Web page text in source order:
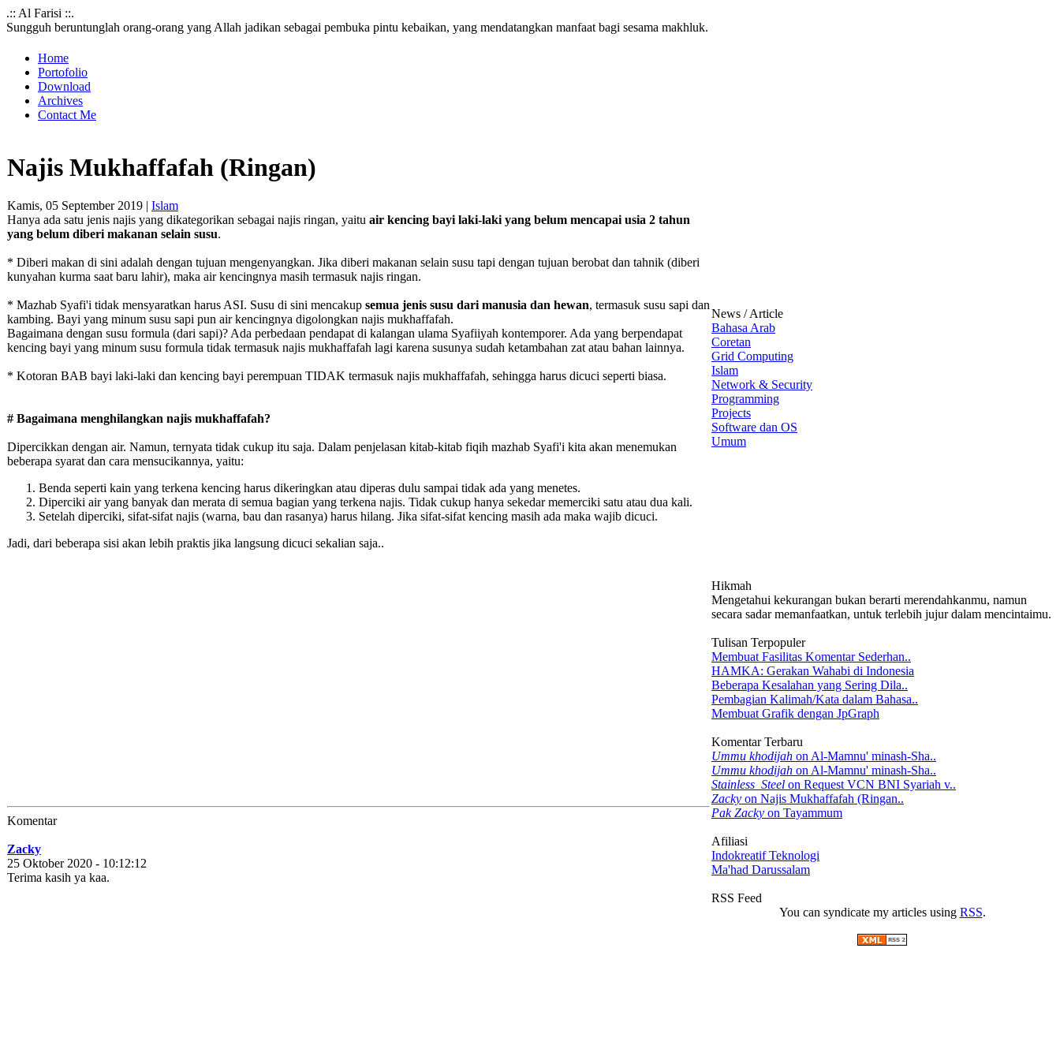
.:: Al Farisi ::.
Sungguh beruntunglah orang-orang yang Allah jadikan sebagai pembuka pintu kebaikan, yang mendatangkan manfaat bagi sesama makhluk.
Home
Portofolio
Download
Archives
Contact Me
Najis Mukhaffafah (Ringan)
Kamis, 05 September 2019 | Islam
Hanya ada satu jenis najis yang dikategorikan sebagai najis ringan, yaitu air kencing bayi laki-laki yang belum mencapai usia 2 tahun
yang belum diberi makanan selain susu.
* Diberi makan di sini adalah dengan tujuan mengenyangkan. Jika diberi makanan selain susu tapi dengan tujuan berobat dan tahnik (diberi
kunyahan kurma saat baru lahir), maka air kencingnya masih termasuk najis ringan.
* Mazhab Syafi'i tidak mensyaratkan harus ASI. Susu di sini mencakup semua jenis susu dari manusia dan hewan, termasuk susu sapi dan
kambing. Bayi yang minum susu sapi pun air kencingnya digolongkan najis mukhaffafah.
Bagaimana dengan susu formula (dari sapi)? Ada perbedaan pendapat di kalangan ulama Syafiiyah kontemporer. Ada yang berpendapat
kencing bayi yang minum susu formula tidak termasuk najis mukhaffafah lagi karena susunya sudah ketambahan zat atau bahan lainnya.
* Kotoran BAB bayi laki-laki dan kencing bayi perempuan TIDAK termasuk najis mukhaffafah, sehingga harus dicuci seperti biasa.
# Bagaimana menghilangkan najis mukhaffafah?
Dipercikkan dengan air. Namun, ternyata tidak cukup itu saja. Dalam penjelasan kitab-kitab fiqih mazhab Syafi'i kita akan menemukan
beberapa syarat dan cara mensucikannya, yaitu:
Benda seperti kain yang terkena kencing harus dikeringkan atau diperas dulu sampai tidak ada yang menetes.
Diperciki air yang banyak dan merata di semua bagian yang terkena najis. Tidak cukup hanya sekedar memerciki satu atau dua kali.
Setelah diperciki, sifat-sifat najis (warna, bau dan rasanya) harus hilang. Jika sifat-sifat kencing masih ada maka wajib dicuci.
Jadi, dari beberapa sisi akan lebih praktis jika langsung dicuci sekalian saja..
Komentar
Zacky
25 Oktober 2020 - 10:12:12
Terima kasih ya kaa.
News / Article
Bahasa Arab
Coretan
Grid Computing
Islam
Network & Security
Programming
Projects
Software dan OS
Umum
Hikmah
Mengetahui kekurangan bukan berarti merendahkanmu, namun
secara sadar memanfaatkan, untuk terlebih jujur dalam mencintaimu.
Tulisan Terpopuler
Membuat Fasilitas Komentar Sederhan..
HAMKA: Gerakan Wahabi di Indonesia
Beberapa Kesalahan yang Sering Dila..
Pembagian Kalimah/Kata dalam Bahasa..
Membuat Grafik dengan JpGraph
Komentar Terbaru
Ummu khodijah on Al-Mamnu' minash-Sha..
Ummu khodijah on Al-Mamnu' minash-Sha..
Stainless_Steel on Request VCN BNI Syariah v..
Zacky on Najis Mukhaffafah (Ringan..
Pak Zacky on Tayammum
Afiliasi
Indokreatif Teknologi
Ma'had Darussalam
RSS Feed
You can syndicate my articles using RSS.